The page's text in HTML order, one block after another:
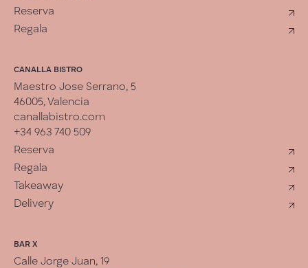
Reserva
Regala
CANALLA BISTRO
Maestro Jose Serrano, 5
46005, Valencia
canallabistro.com
+34 963 740 509
Reserva
Regala
Takeaway
Delivery
BAR X
Calle Jorge Juan, 19